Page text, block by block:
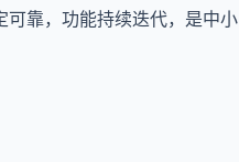
靠，功能持续迭代，是中小